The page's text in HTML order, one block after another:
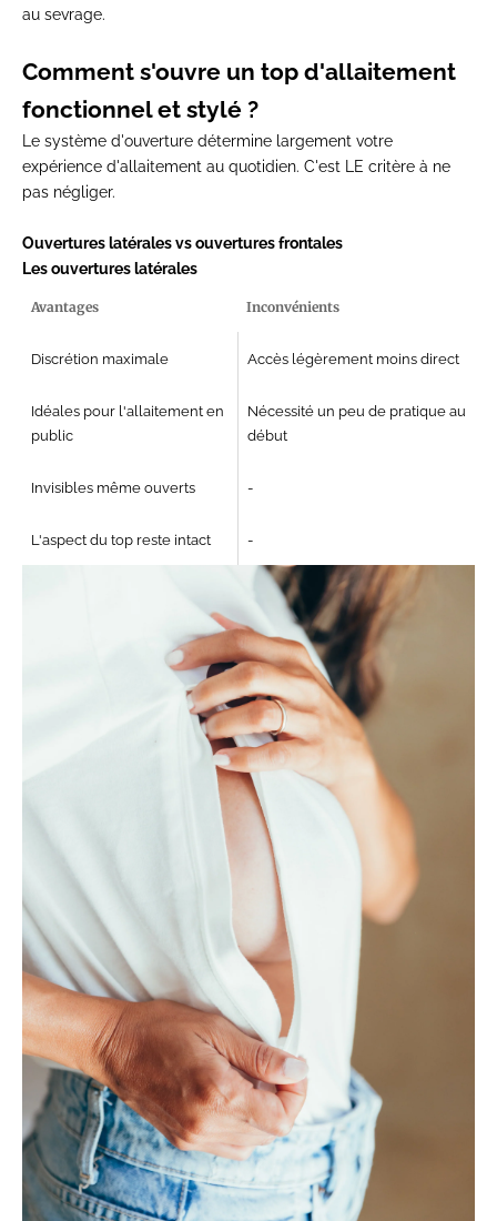
au sevrage.
Comment s'ouvre un top d'allaitement
fonctionnel et stylé ?
Le système d'ouverture détermine largement votre
expérience d'allaitement au quotidien. C'est LE critère à ne
pas négliger.
Ouvertures latérales vs ouvertures frontales
Les ouvertures latérales
Avantages Inconvénients
Discrétion maximale Accès légèrement moins direct
Idéales pour l'allaitement en
public
Nécessité un peu de pratique au
début
Invisibles même ouverts -
L'aspect du top reste intact -